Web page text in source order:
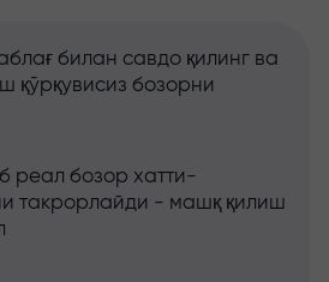
билан савдо қилинг ва
қўрқувисиз бозорни
реал бозор хатти-
такрорлайди - машқ қилиш